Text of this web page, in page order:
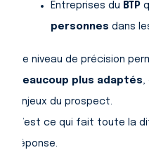
Entreprises du BTP
personnes dans
Ce niveau de précision
beaucoup plus adaptés,
enjeux du prospect.
C’est ce qui fait toute la
réponse.